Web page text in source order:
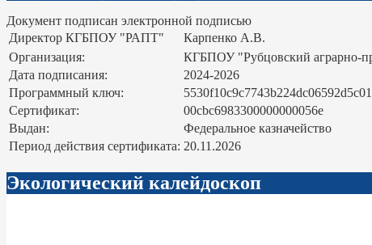
Документ подписан электронной подписью
Директор КГБПОУ "РАПТ"
Карпенко А.В.
Организация:
КГБПОУ "Рубцовский аграрно-
Дата подписания:
2024-2026
Программный ключ:
Сертификат:
00cbc6983300000000056e
Выдан:
Федеральное казначейство
Период действия сертификата: 20.11.2026
Экологический калейдоскоп